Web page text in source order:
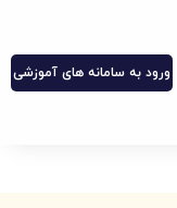
ورود به سامانه های آموزشی